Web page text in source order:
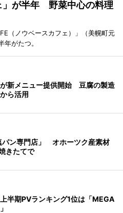
」が半年 野菜中心の料理
（ノウベースカフェ）」（美幌町元
がたつ。
新メニュー提供開始 豆腐の製造
ら活用
パン専門店」 オホーツク産素材
きたてで
半期PVランキング1位は「MEGA